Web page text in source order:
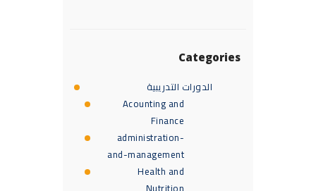
Categories
الدورات التدريبية
Acounting and
Finance
administration-
and-management
Health and